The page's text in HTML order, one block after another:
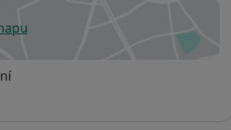
v nové záložce